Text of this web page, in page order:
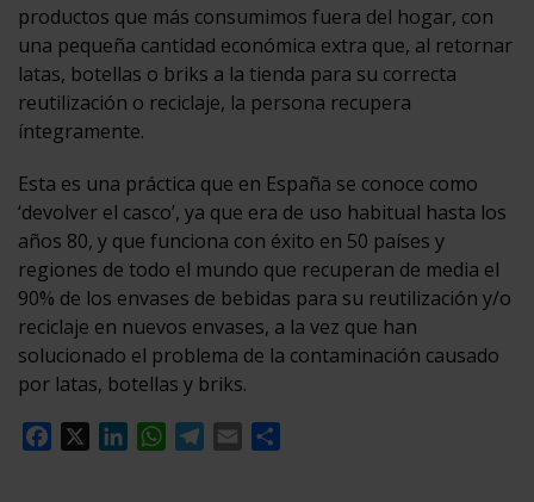
productos que más consumimos fuera del hogar, con
una pequeña cantidad económica extra que, al retornar
latas, botellas o briks a la tienda para su correcta
reutilización o reciclaje, la persona recupera
íntegramente.
Esta es una práctica que en España se conoce como
‘devolver el casco’, ya que era de uso habitual hasta los
años 80, y que funciona con éxito en 50 países y
regiones de todo el mundo que recuperan de media el
90% de los envases de bebidas para su reutilización y/o
reciclaje en nuevos envases, a la vez que han
solucionado el problema de la contaminación causado
por latas, botellas y briks.
Facebook
LinkedInWhatsApp
Telegram
Email